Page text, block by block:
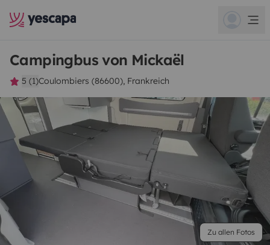
Campingbus von Mickaël
5 (1)Coulombiers (86600), Frankreich
Zu allen Fotos